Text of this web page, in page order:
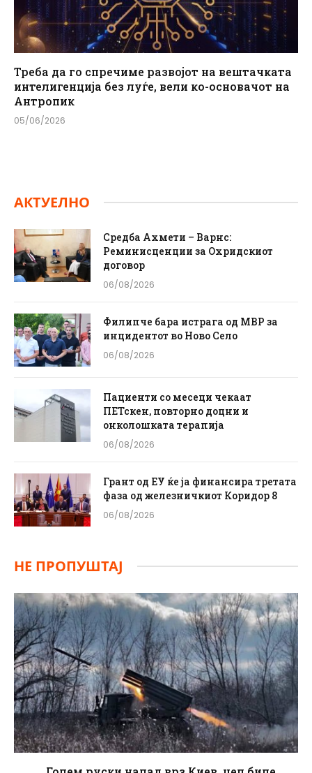
Треба да го спречиме развојот на вештачката
интелигенција без луѓе, вели ко-основачот на
Антропик
05/06/2026
АКТУЕЛНО
Средба Ахмети – Варнс:
Реминисценции за Охридскиот
договор
06/08/2026
Филипче бара истрага од МВР за
инцидентот во Ново Село
06/08/2026
Пациенти со месеци чекаат
ПЕТскен, повторно доцни и
онколошката терапија
06/08/2026
Грант од ЕУ ќе ја финансира третата
фаза од железничкиот Коридор 8
06/08/2026
НЕ ПРОПУШТАЈ